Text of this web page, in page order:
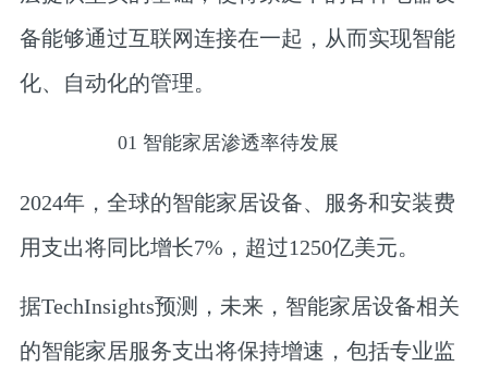
备能够通过互联网连接在一起，从而实现智能
化、自动化的管理。
01 智能家居渗透率待发展
2024年，全球的智能家居设备、服务和安装费
用支出将同比增长7%，超过1250亿美元。
据TechInsights预测，未来，智能家居设备相关
的智能家居服务支出将保持增速，包括专业监